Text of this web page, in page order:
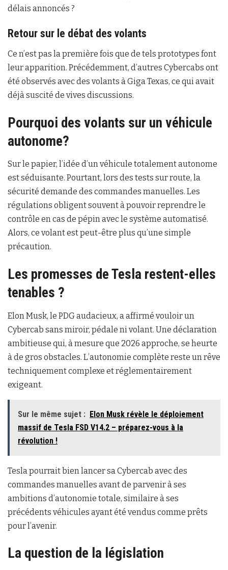
délais annoncés ?
Retour sur le débat des volants
Ce n’est pas la première fois que de tels prototypes font
leur apparition. Précédemment, d’autres Cybercabs ont
été observés avec des volants à Giga Texas, ce qui avait
déjà suscité de vives discussions.
Pourquoi des volants sur un véhicule
autonome?
Sur le papier, l’idée d’un véhicule totalement autonome
est séduisante. Pourtant, lors des tests sur route, la
sécurité demande des commandes manuelles. Les
régulations obligent souvent à pouvoir reprendre le
contrôle en cas de pépin avec le système automatisé.
Alors, ce volant est peut-être plus qu’une simple
précaution.
Les promesses de Tesla restent-elles
tenables ?
Elon Musk, le PDG audacieux, a affirmé vouloir un
Cybercab sans miroir, pédale ni volant. Une déclaration
ambitieuse qui, à mesure que 2026 approche, se heurte
à de gros obstacles. L’autonomie complète reste un rêve
techniquement complexe et réglementairement
exigeant.
Sur le même sujet : Elon Musk révèle le déploiement
massif de Tesla FSD V14.2 – préparez-vous à la
révolution !
Tesla pourrait bien lancer sa Cybercab avec des
commandes manuelles avant de parvenir à ses
ambitions d’autonomie totale, similaire à ses
précédents véhicules ayant été vendus comme prêts
pour l’avenir.
La question de la législation